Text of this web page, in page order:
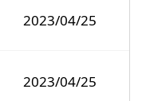
2023/04/25
2023/04/25